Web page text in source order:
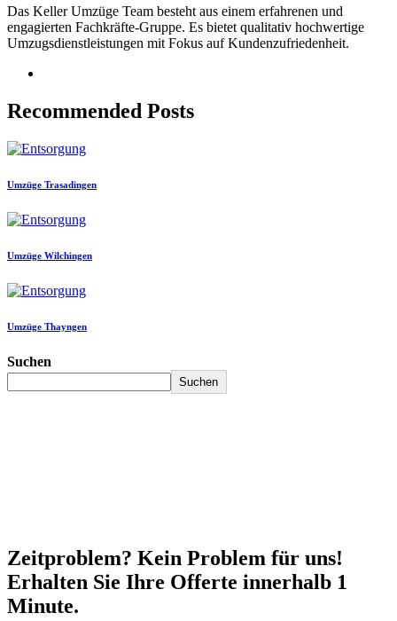
Das Keller Umzüge Team besteht aus einem erfahrenen und
engagierten Fachkräfte-Gruppe. Es bietet qualitativ hochwertige
Umzugsdienstleistungen mit Fokus auf Kundenzufriedenheit.
Recommended Posts
Umzüge Trasadingen
Umzüge Wilchingen
Umzüge Thayngen
Suchen
Suchen
Zeitproblem? Kein Problem für uns!
Erhalten Sie Ihre Offerte innerhalb 1
Minute.